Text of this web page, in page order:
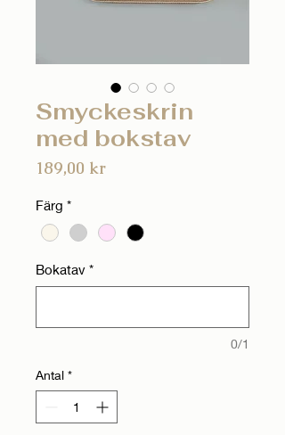
Smyckeskrin
med bokstav
189,00 krPris
Färg *
Bokatav *
0/1
Antal *